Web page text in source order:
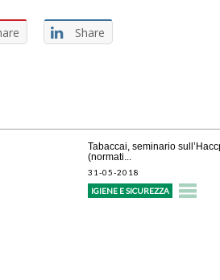
Share
Tabaccai, seminario
(normati...
31-05-2018
IGIENE E SICUREZZA